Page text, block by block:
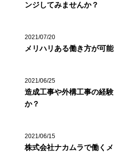
ンジしてみませんか？
2021/07/20
メリハリある働き方が可能
2021/06/25
造成工事や外構工事の経
か？
2021/06/15
株式会社ナカムラで働く